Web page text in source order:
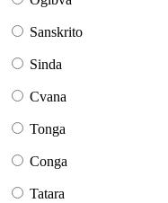
Sanskrito
Sinda
Cvana
Tonga
Conga
Tatara